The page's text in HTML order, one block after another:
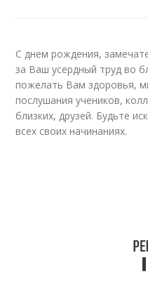
С днем рождения,
за Ваш усердный труд во
пожелать Вам здоровья,
послушания учеников,
близких, друзей. Будьте
всех своих начинаниях.